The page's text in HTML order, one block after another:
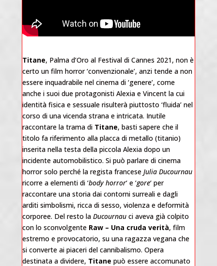
Titane, Palma d’Oro al Festival di Cannes 2021, non è
certo un film horror ‘convenzionale’, anzi tende a non
essere inquadrabile nel cinema di ‘genere’, come
anche i suoi due protagonisti Alexia e Vincent la cui
identità fisica e sessuale risulterà piuttosto ‘fluida’ nel
corso di una vicenda strana e intricata. Inutile
raccontare la trama di Titane, basti sapere che il
titolo fa riferimento alla placca di metallo (titanio)
inserita nella testa della piccola Alexia dopo un
incidente automobilistico. Si può parlare di cinema
horror solo perché la regista francese Julia Ducournau
ricorre a elementi di ‘body horror‘ e ‘gore‘ per
raccontare una storia dai contorni surreali e dagli
arditi simbolismi, ricca di sesso, violenza e deformità
corporee. Del resto la Ducournauci aveva già colpito
con lo sconvolgente Raw – Una cruda verità, film
estremo e provocatorio, su una ragazza vegana che
si converte ai piaceri del cannibalismo. Opera
destinata a dividere, Titane può essere accomunato